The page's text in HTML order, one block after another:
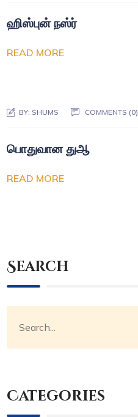
ஹிஸ்புன் நஸ்ர்
READ MORE
BY: SHUMS COMMENTS (0)
பொதுவான துஆ
READ MORE
Search
Categories